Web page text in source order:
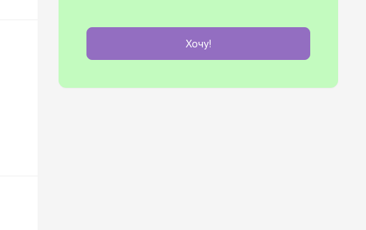
Хочу!